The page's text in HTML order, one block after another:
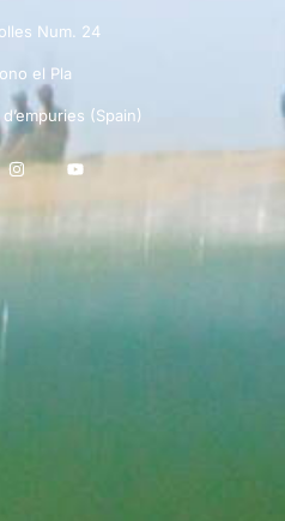
Num. 24
el Pla
(Spain)